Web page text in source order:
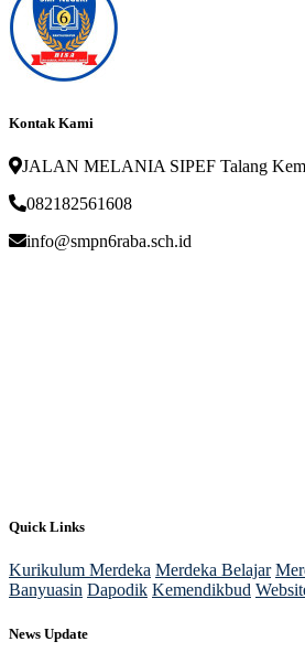
Kontak Kami
JALAN MELANIA SIPEF Talang
082182561608
info@smpn6raba.sch.id
Quick Links
Kurikulum Merdeka Merdeka Belajar
Banyuasin Dapodik Kemendikbud
News Update